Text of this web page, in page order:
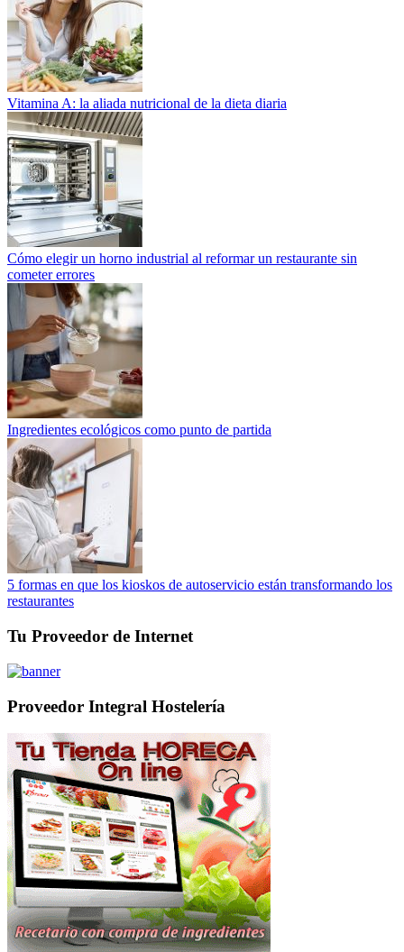
Vitamina A: la aliada nutricional de la dieta diaria
Cómo elegir un horno industrial al reformar un restaurante sin
cometer errores
Ingredientes ecológicos como punto de partida
5 formas en que los kioskos de autoservicio están transformando los
restaurantes
Tu Proveedor de Internet
Proveedor Integral Hostelería